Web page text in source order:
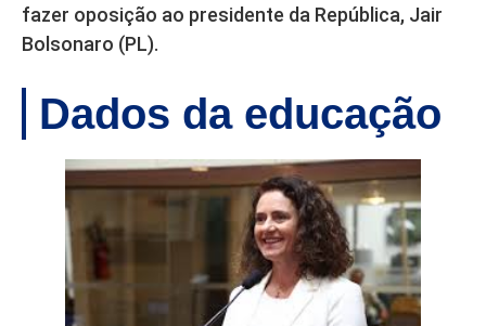
fazer oposição ao presidente da República, Jair
Bolsonaro (PL).
Dados da educação